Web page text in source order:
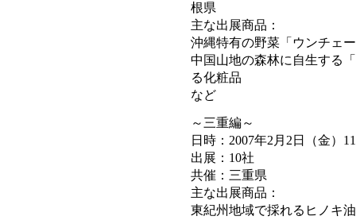
根県
主な出展商品：
沖縄特有の野菜「ウンチェ
中国山地の森林に自生する
る化粧品
など
～三重編～
日時：2007年2月2日（金）
出展：10社
共催：三重県
主な出展商品：
東紀州地域で採れるヒノキ